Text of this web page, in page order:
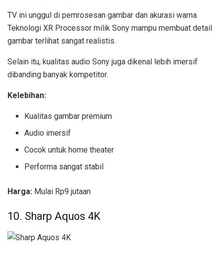
TV ini unggul di pemrosesan gambar dan akurasi warna.
Teknologi XR Processor milik Sony mampu membuat detail
gambar terlihat sangat realistis.
Selain itu, kualitas audio Sony juga dikenal lebih imersif
dibanding banyak kompetitor.
Kelebihan:
Kualitas gambar premium
Audio imersif
Cocok untuk home theater
Performa sangat stabil
Harga: Mulai Rp9 jutaan
10. Sharp Aquos 4K